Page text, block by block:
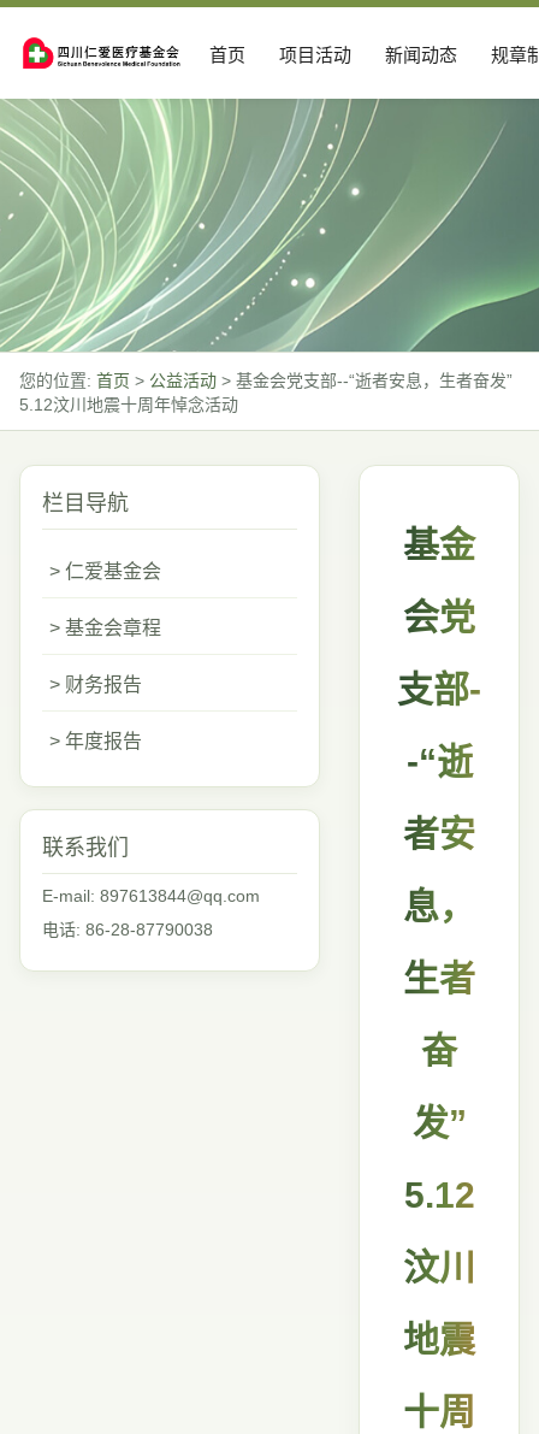
首页 项目活动 新闻动态 规章
您的位置: 首页 > 公益活动 > 基金会党支部--“逝者安息，生者奋发”
5.12汶川地震十周年悼念活动
栏目导航
> 仁爱基金会
> 基金会章程
> 财务报告
> 年度报告
联系我们
E-mail: 897613844@qq.com
电话: 86-28-87790038
基金
会党
支部-
-“逝
者安
息，
生者
奋
发”
5.12
汶川
地震
十周